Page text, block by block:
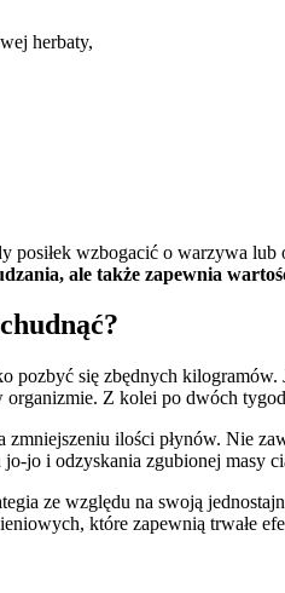
herbaty,
posiłek wzbogacić o warzywa
ale także zapewnia
pozbyć się zbędnych
Z kolei po dwóch
ilości płynów. Nie
jo i odzyskania zgubionej masy
ze względu na swoją
które zapewnią trwałe